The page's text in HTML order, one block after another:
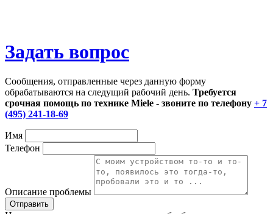
Задать вопрос
Сообщения, отправленные через данную форму
обрабатываются на следущий рабочий день. Требуется
срочная помощь по технике Miele - звоните по телефону + 7
(495) 241-18-69
Имя
Телефон
Описание проблемы